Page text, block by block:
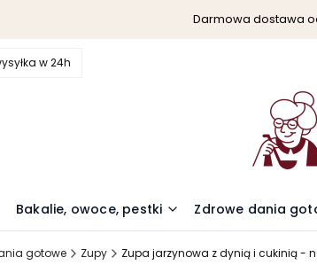
Darmowa dostawa
w 24h
Bakalie, owoce, pestki Zdrowe dania
gotowe Zupy Zupa jarzynowa z dynią i cukinią -